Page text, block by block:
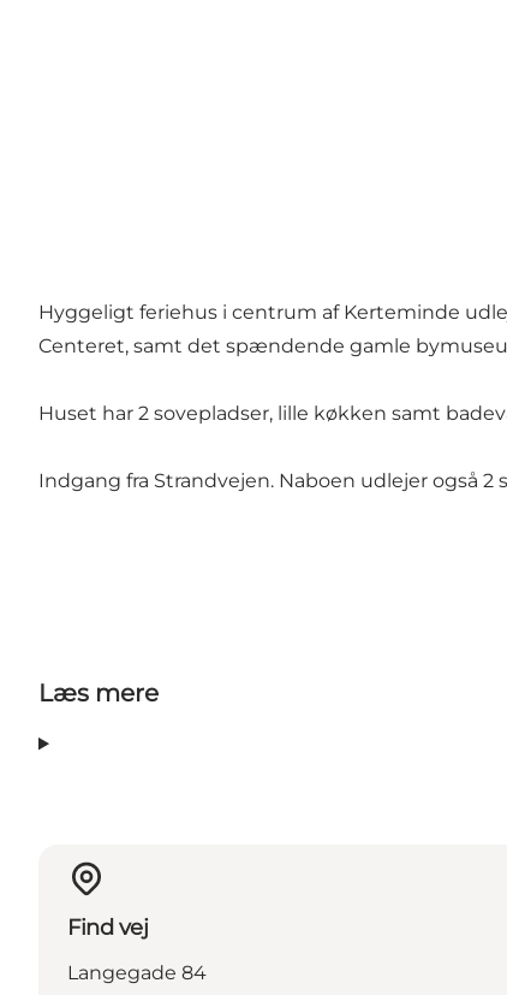
Hyggeligt feriehus i centrum af Kerteminde
Centeret, samt det spændende gamle
Huset har 2 sovepladser, lille køkken samt
Indgang fra Strandvejen. Naboen udlejer også
Læs mere
Find vej
Langegade 84